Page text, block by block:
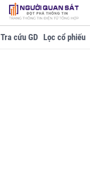
Tra cứu GD Lọc cổ phiếu